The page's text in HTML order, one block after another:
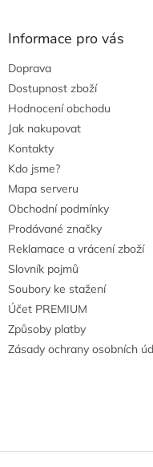
Informace pro vás
Doprava
Dostupnost zboží
Hodnocení obchodu
Jak nakupovat
Kontakty
Kdo jsme?
Mapa serveru
Obchodní podmínky
Prodávané značky
Reklamace a vrácení zboží
Slovník pojmů
Soubory ke stažení
Účet PREMIUM
Způsoby platby
Zásady ochrany osobních